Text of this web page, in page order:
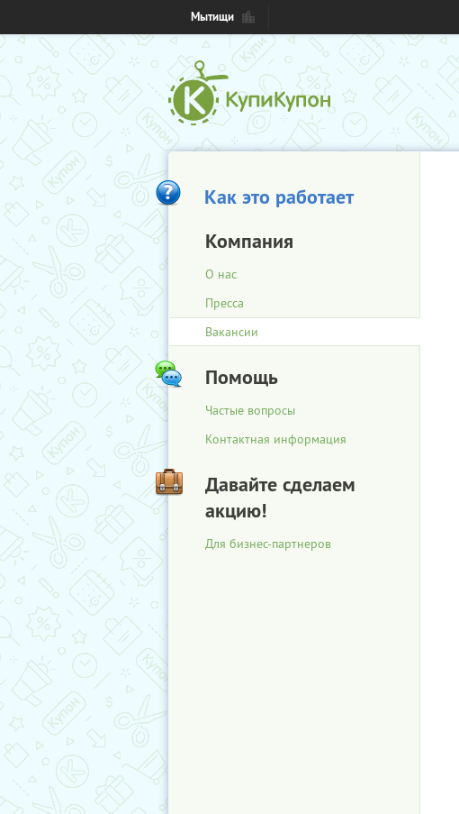
Мытищи
Как это работает
Компания
О нас
Пресса
Вакансии
Помощь
Частые вопросы
Контактная информация
Давайте сделаем
акцию!
Для бизнес-партнеров